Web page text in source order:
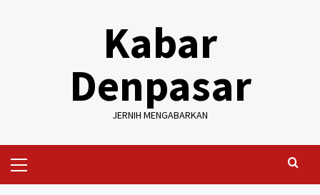
Kabar
Denpasar
JERNIH MENGABARKAN
Menu